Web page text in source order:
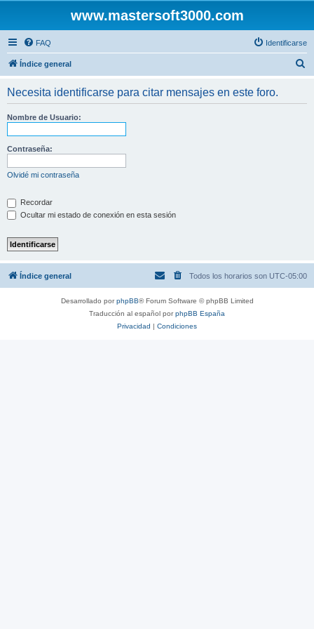
www.mastersoft3000.com
FAQ Identificarse
Índice general
Necesita identificarse para citar mensajes en este foro.
Nombre de Usuario:
Contraseña:
Olvidé mi contraseña
Recordar
Ocultar mi estado de conexión en esta sesión
Índice general Todos los horarios son UTC-05:00
Desarrollado porphpBB® Forum Software © phpBB Limited
Traducción al español porphpBB España
Privacidad | Condiciones